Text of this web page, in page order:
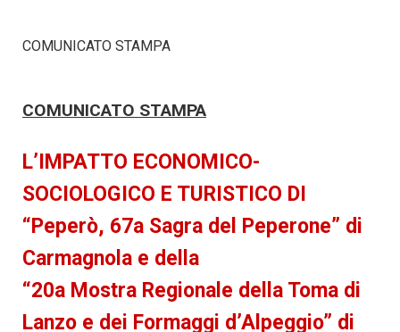
COMUNICATO STAMPA
COMUNICATO STAMPA
L’IMPATTO ECONOMICO-
SOCIOLOGICO E TURISTICO DI
“Peperò, 67a Sagra del Peperone” di
Carmagnola e della
“20a Mostra Regionale della Toma di
Lanzo e dei Formaggi d’Alpeggio” di